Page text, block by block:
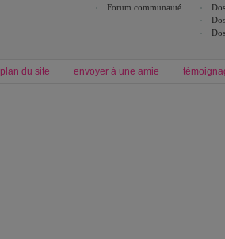
Forum communauté
plan du site envoyer à une amie